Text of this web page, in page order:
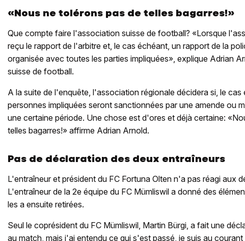
«Nous ne tolérons pas de telles bagarres!»
Que compte faire l'association suisse de football? «Lorsque
reçu le rapport de l'arbitre et, le cas échéant, un rapport de la
organisée avec toutes les parties impliquées», explique Adrian
suisse de football.
A la suite de l'enquête, l'association régionale décidera si, le cas
personnes impliquées seront sanctionnées par une amende ou
une certaine période. Une chose est d'ores et déjà certaine:
telles bagarres!» affirme Adrian Arnold.
Pas de déclaration des deux entraîneurs
L'entraîneur et président du FC Fortuna Olten n'a pas réagi aux
L'entraîneur de la 2e équipe du FC Mümliswil a donné des
les a ensuite retirées.
Seul le coprésident du FC Mümliswil, Martin Bürgi, a fait une
au match, mais j'ai entendu ce qui s'est passé, je suis au